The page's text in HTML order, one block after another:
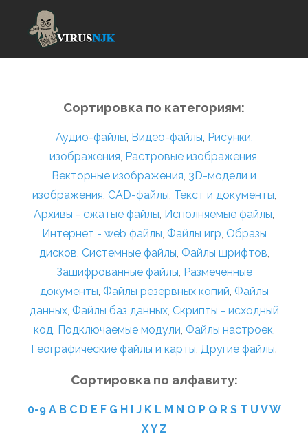
Сортировка по категориям:
Аудио-файлы, Видео-файлы, Рисунки,
изображения, Растровые изображения,
Векторные изображения, 3D-модели и
изображения, CAD-файлы, Текст и документы,
Архивы - сжатые файлы, Исполняемые файлы,
Интернет - web файлы, Файлы игр, Образы
дисков, Системные файлы, Файлы шрифтов,
Зашифрованные файлы, Размеченные
документы, Файлы резервных копий, Файлы
данных, Файлы баз данных, Скрипты - исходный
код, Подключаемые модули, Файлы настроек,
Географические файлы и карты, Другие файлы.
Сортировка по алфавиту:
0-9 A B C D E F G H I J K L M N O P Q R S T U VW
XY Z